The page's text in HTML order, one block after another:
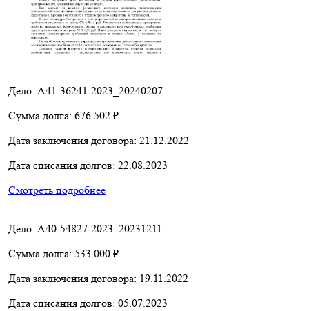
Дело: A41-36241-2023_20240207
Сумма долга: 676 502 ₽
Дата заключения договора: 21.12.2022
Дата списания долгов: 22.08.2023
Смотреть подробнее
Дело: A40-54827-2023_20231211
Сумма долга: 533 000 ₽
Дата заключения договора: 19.11.2022
Дата списания долгов: 05.07.2023